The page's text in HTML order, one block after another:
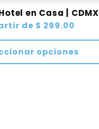
en Casa | CDMX
de $ 299.00
opciones